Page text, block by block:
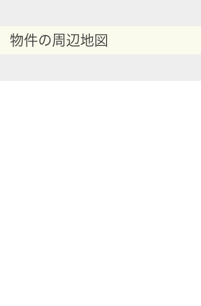
物件の周辺地図